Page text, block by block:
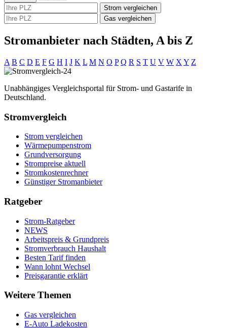
Strom vergleichen
Gas vergleichen
Stromanbieter nach Städten, A bis Z
A B C D E F G H I J K L M N O P Q R S T U V W X Y Z
Unabhängiges Vergleichsportal für Strom- und Gastarife in
Deutschland.
Stromvergleich
Strom vergleichen
Wärmepumpenstrom
Grundversorgung
Strompreise aktuell
Stromkostenrechner
Günstiger Stromanbieter
Ratgeber
Strom-Ratgeber
NEWS
Arbeitspreis & Grundpreis
Stromverbrauch Haushalt
Besten Tarif finden
Wann lohnt Wechsel
Preisgarantie erklärt
Weitere Themen
Gas vergleichen
E-Auto Ladekosten